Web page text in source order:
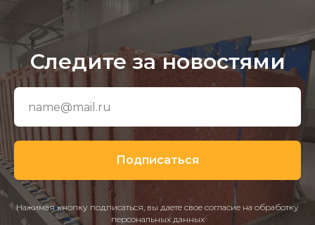
Следите за новостями
Подписаться
Нажимая кнопку подписаться, вы даете свое согласие на обработку
персональных данных